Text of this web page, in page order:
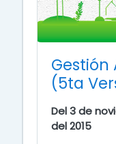
Gestión
(5ta
Del 3 de
del 2015